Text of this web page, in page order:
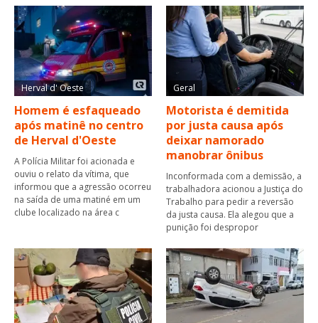
Herval d' Oeste
Homem é esfaqueado
após matinê no centro
de Herval d'Oeste
A Polícia Militar foi acionada e
ouviu o relato da vítima, que
informou que a agressão ocorreu
na saída de uma matiné em um
clube localizado na área c
Geral
Motorista é demitida
por justa causa após
deixar namorado
manobrar ônibus
Inconformada com a demissão, a
trabalhadora acionou a Justiça do
Trabalho para pedir a reversão
da justa causa. Ela alegou que a
punição foi despropor